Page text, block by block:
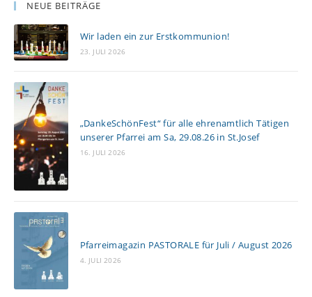
NEUE BEITRÄGE
Wir laden ein zur Erstkommunion!
23. JULI 2026
„DankeSchönFest“ für alle ehrenamtlich Tätigen
unserer Pfarrei am Sa, 29.08.26 in St.Josef
16. JULI 2026
Pfarreimagazin PASTORALE für Juli / August 2026
4. JULI 2026